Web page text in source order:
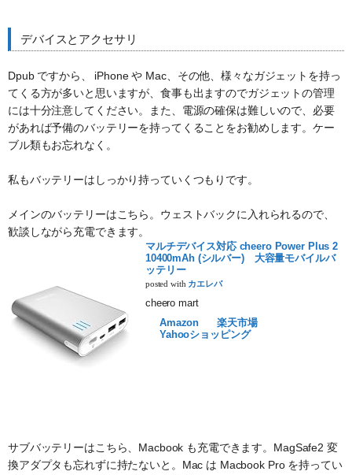
デバイスとアクセサリ
Dpub ですから、 iPhone や Mac、その他、様々なガジェットを持っ
てくる方が多いと思いますが、食事も出ますのでガジェットの管理
には十分注意してください。また、電源の確保は難しいので、必要
があれば予備のバッテリーを持ってくることをお勧めします。ケー
ブル類もお忘れなく。
私もバッテリーはしっかり持っていくつもりです。
メインのバッテリーはこちら。ウェストバックに入れられるので、
歓談しながら充電できます。
マルチデバイス対応 cheero Power Plus 2
10400mAh (シルバー) 大容量モバイルバ
ッテリー
posted with カエレバ
cheero mart
Amazon
楽天市場
Yahooショッピング
サブバッテリーはこちら、Macbook も充電できます。MagSafe2 変
換アダプタも忘れずに持たないと。Mac は Macbook Pro を持ってい